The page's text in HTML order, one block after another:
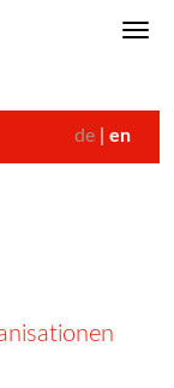
de en